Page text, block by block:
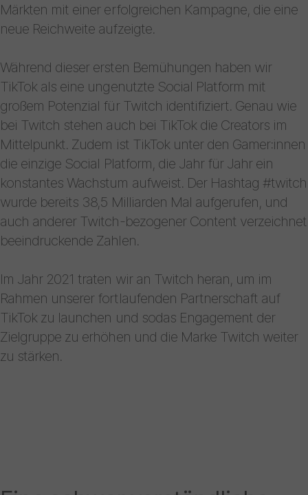
Märkten mit einer erfolgreichen Kampagne, die eine
neue Reichweite aufzeigte.
Während dieser ersten Bemühungen haben wir
TikTok als eine ungenutzte Social Platform mit
großem Potenzial für Twitch identifiziert. Genau wie
bei Twitch stehen auch bei TikTok die Creators im
Mittelpunkt. Zudem ist TikTok unter den Gamer:innen
die einzige Social Platform, die Jahr für Jahr ein
konstantes Wachstum aufweist. Der Hashtag #twitch
wurde bereits 38,5 Milliarden Mal aufgerufen, und
auch anderer Twitch-bezogener Content verzeichnet
beeindruckende Zahlen.
Im Jahr 2021 traten wir an Twitch heran, um im
Rahmen unserer fortlaufenden Partnerschaft auf
TikTok zu launchen und sodas Engagement der
Zielgruppe zu erhöhen und die Marke Twitch weiter
zu stärken.